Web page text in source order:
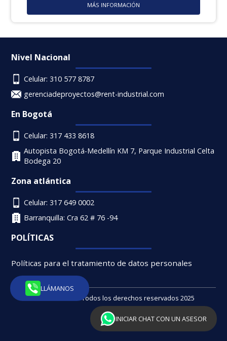
MÁS INFORMACIÓN
Nivel Nacional
Celular: 310 577 8787
gerenciadeproyectos@rent-industrial.com
En Bogotá
Celular: 317 433 8618
Autopista Bogotá-Medellín KM 7, Parque Industrial Celta
Bodega 20
Zona atlántica
Celular: 317 649 0002
Barranquilla: Cra 62 # 76 -94
POLÍTICAS
Políticas para el tratamiento de datos personales
Rent Industrial - Todos los derechos reservados 2025
INICIAR CHAT CON UN ASESOR
LLÁMANOS